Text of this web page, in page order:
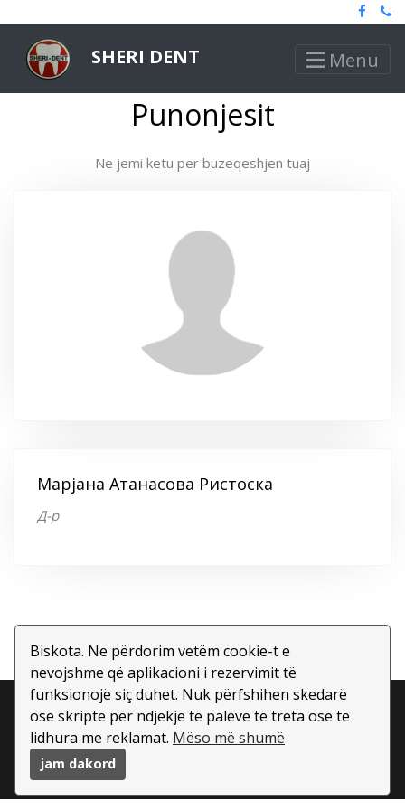
Biskota. Ne përdorim vetëm cookie-t e
nevojshme që aplikacioni i rezervimit të
funksionojë siç duhet. Nuk përfshihen skedarë
ose skripte për ndjekje të palëve të treta ose të
lidhura me reklamat. Mëso më shumë
jam dakord
SHERI DENT Menu
Punonjesit
Ne jemi ketu per buzeqeshjen tuaj
Марјана Атанасова Ристоска
Д-р
Copyright © 2026 All rights reserved | This template is
made with
byColorlib| Aktivizuar prej